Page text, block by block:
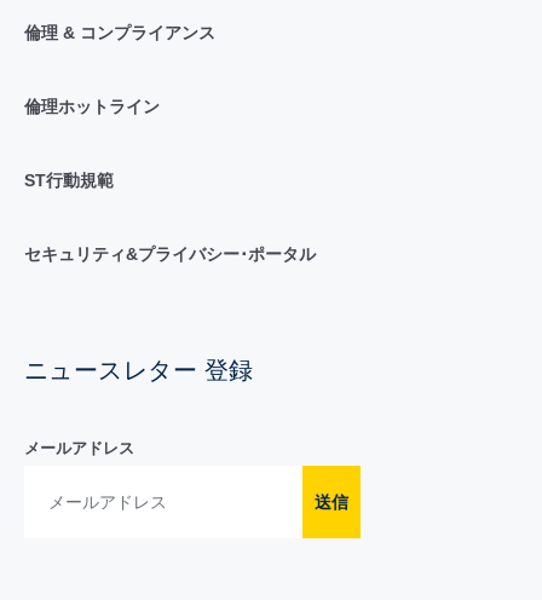
倫理 & コンプライアンス
倫理ホットライン
ST行動規範
セキュリティ&プライバシー･ポータル
ニュースレター 登録
メールアドレス
送信